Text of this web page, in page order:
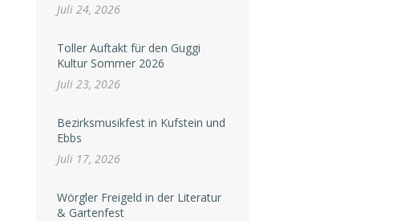
Juli 24, 2026
Toller Auftakt für den Guggi
Kultur Sommer 2026
Juli 23, 2026
Bezirksmusikfest in Kufstein und
Ebbs
Juli 17, 2026
Wörgler Freigeld in der Literatur
& Gartenfest